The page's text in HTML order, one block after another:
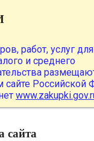
работ, услуг для
и среднего
сайте Российской
сайта